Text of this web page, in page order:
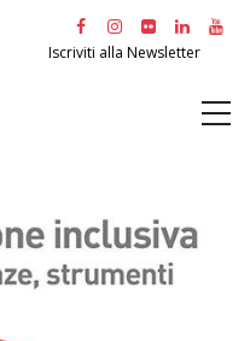
Iscriviti alla Newsletter